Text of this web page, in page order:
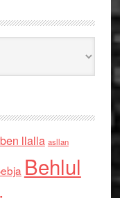
llalla asllan
Behlul